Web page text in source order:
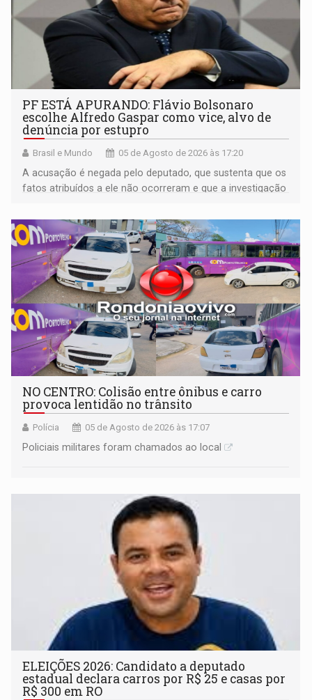
PF ESTÁ APURANDO: Flávio Bolsonaro
escolhe Alfredo Gaspar como vice, alvo de
denúncia por estupro
Brasil e Mundo 05 de Agosto de 2026 às 17:20
A acusação é negada pelo deputado, que sustenta que os
fatos atribuídos a ele não ocorreram e que a investigação
NO CENTRO: Colisão entre ônibus e carro
provoca lentidão no trânsito
Polícia 05 de Agosto de 2026 às 17:07
Policiais militares foram chamados ao local
ELEIÇÕES 2026: Candidato a deputado
estadual declara carros por R$ 25 e casas por
R$ 300 em RO